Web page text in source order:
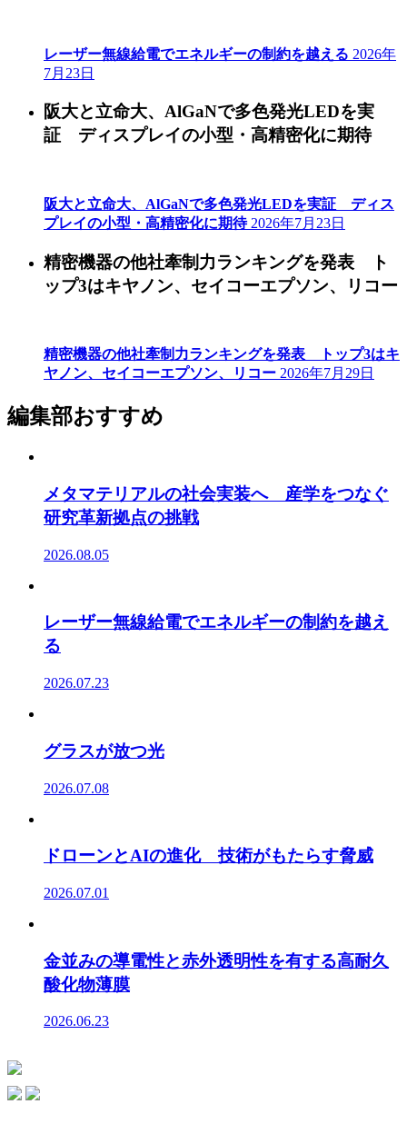
レーザー無線給電でエネルギーの制約を越える 2026年
7月23日
阪大と立命大、AlGaNで多色発光LEDを実
証 ディスプレイの小型・高精密化に期待
阪大と立命大、AlGaNで多色発光LEDを実証 ディス
プレイの小型・高精密化に期待 2026年7月23日
精密機器の他社牽制力ランキングを発表 ト
ップ3はキヤノン、セイコーエプソン、リコー
精密機器の他社牽制力ランキングを発表 トップ3はキ
ヤノン、セイコーエプソン、リコー 2026年7月29日
編集部おすすめ
メタマテリアルの社会実装へ 産学をつなぐ
研究革新拠点の挑戦
2026.08.05
レーザー無線給電でエネルギーの制約を越え
る
2026.07.23
グラスが放つ光
2026.07.08
ドローンとAIの進化 技術がもたらす脅威
2026.07.01
金並みの導電性と赤外透明性を有する高耐久
酸化物薄膜
2026.06.23